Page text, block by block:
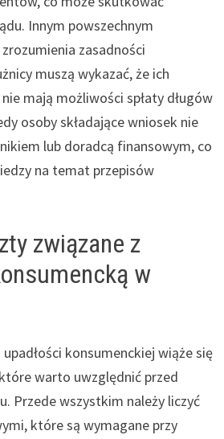
Innym powszechnym
zasadności
muszą wykazać, że ich
mają możliwości spłaty długów
osoby składające wniosek nie
lub doradcą finansowym, co
na temat przepisów
związane z
w
upadłości konsumenckiej wiąże się
warto uwzględnić przed
Przede wszystkim należy liczyć
które są wymagane przy